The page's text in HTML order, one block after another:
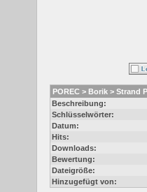
POREC > Borik > Strand
Beschreibung:
Schlüsselwörter:
Datum:
Hits:
Downloads:
Bewertung:
Dateigröße:
Hinzugefügt von: